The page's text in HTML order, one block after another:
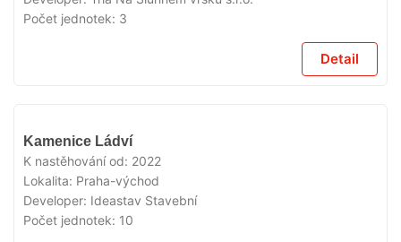
Počet jednotek: 3
Detail
Kamenice Ládví
K nastěhování od: 2022
Lokalita: Praha-východ
Developer: Ideastav Stavební
Počet jednotek: 10